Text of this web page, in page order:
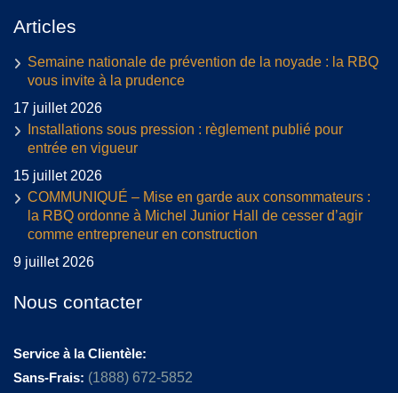
Articles
Semaine nationale de prévention de la noyade : la RBQ
vous invite à la prudence
17 juillet 2026
Installations sous pression : règlement publié pour
entrée en vigueur
15 juillet 2026
COMMUNIQUÉ – Mise en garde aux consommateurs :
la RBQ ordonne à Michel Junior Hall de cesser d’agir
comme entrepreneur en construction
9 juillet 2026
Nous contacter
Service à la Clientèle:
Sans-Frais: (1888) 672-5852